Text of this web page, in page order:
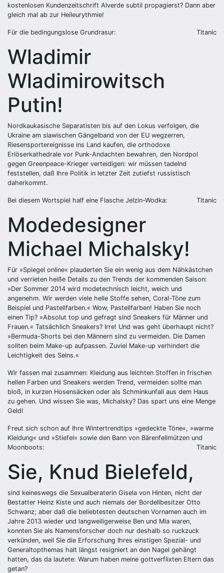
kostenlosen Kundenzeitschrift Alverde subtil propagierst? Dann aber
gleich mal ab zur Heileurythmie!
Für die bedingungslose Grundrasur: Titanic
Wladimir
Wladimirowitsch
Putin!
Nordkaukasische Separatisten bis auf den Lokus verfolgen, die
Ukraine am slawischen Gängelband von der EU wegzerren,
Riesensportereignisse ins Land kaufen, die orthodoxe
Erlöserkathedrale vor Punk-Andachten bewahren, den Nordpol
gegen Greenpeace-Krieger verteidigen: wir müssen tadelnd
feststellen, daß Ihre Politik in letzter Zeit zutiefst russistisch
daherkommt.
Bei diesem Wortspiel half eine Flasche Jelzin-Wodka: Titanic
Modedesigner
Michael Michalsky!
Für »Spiegel online« plauderten Sie ein wenig aus dem Nähkästchen
und verrieten heiße Details zu den Trends der kommenden Saison:
»Der Sommer 2014 wird modetechnisch leicht, weich und
angenehm. Wir werden viele helle Stoffe sehen, Coral-Töne zum
Beispiel und Pastellfarben.« Wow, Pastellfarben! Haben Sie noch
einen Tip? »Absolut top und gefragt sind Sneakers für Männer und
Frauen.« Tatsächlich Sneakers? Irre! Und was geht überhaupt nicht?
»Bermuda-Shorts bei den Männern sind zu vermeiden. Die Damen
sollten beim Make-up aufpassen. Zuviel Make-up verhindert die
Leichtigkeit des Seins.«
Wir fassen mal zusammen: Kleidung aus leichten Stoffen in frischen
hellen Farben und Sneakers werden Trend, vermeiden sollte man
bloß, in kurzen Hosensäcken oder als Schminkunfall aus dem Haus
zu gehen. Und wissen Sie was, Michalsky? Das spart uns eine Menge
Geld!
Freut sich schon auf Ihre Wintertrendtips »gedeckte Töne«, »warme
Kleidung« und »Stiefel« sowie den Bann von Bärenfellmützen und
Moonboots:
Titanic
Sie, Knud Bielefeld,
sind keineswegs die Sexualberaterin Gisela von Hinten, nicht der
Bestatter Heinz Kiste und auch niemals der Bordellbesitzer Otto
Schwanz; aber daß die beliebtesten deutschen Vornamen auch im
Jahre 2013 wieder und langweiligerweise Ben und Mia waren,
konnten Sie als Namensforscher doch nur deshalb so ruckzuck
verkünden, weil Sie die Erforschung Ihres einstigen Spezial- und
Generaltopthemas halt längst resigniert an den Nagel gehängt
hatten, das da lautete: Warum haben meine gottverflixten Eltern das
getan?